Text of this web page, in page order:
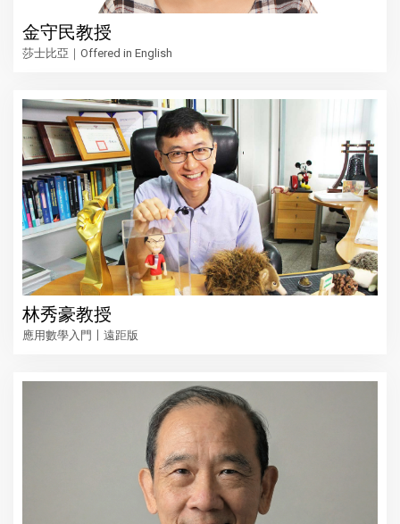
金守民教授
莎士比亞｜Offered in English
林秀豪教授
應用數學入門〡遠距版